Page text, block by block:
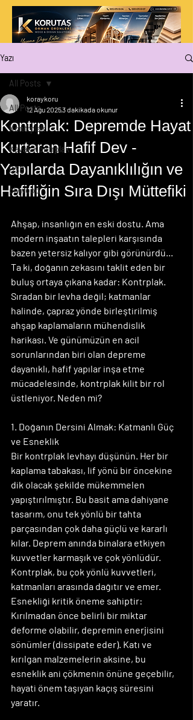
Yazı
All Posts
Kontrplak
Kavak Kontrplak
OSB
plywood
All Posts
Kontrplak: Depremde Hayat
Kurtaran Hafif Dev -
Yapılarda Dayanıklılığın ve
Hafifliğin Sıra Dışı Müttefiki
koraykoru
12 Ağu 20253 dakikada okunur
Ahşap, insanlığın en eski dostu. Ama
modern inşaatın talepleri karşısında
bazen yetersiz kalıyor gibi görünürdü...
Ta ki, doğanın zekasını taklit eden bir
buluş ortaya çıkana kadar: Kontrplak.
Sıradan bir levha değil; katmanlar
halinde, çapraz yönde birleştirilmiş
ahşap kaplamaların mühendislik
harikası. Ve günümüzün en acil
sorunlarından biri olan depreme
dayanıklı, hafif yapılar inşa etme
mücadelesinde, kontrplak kilit bir rol
üstleniyor. Neden mi?
1. Doğanın Dersini Almak: Katmanlı Güç
ve Esneklik
Bir kontrplak levhayı düşünün. Her bir
kaplama tabakası, lif yönü bir öncekine
dik olacak şekilde mükemmelen
yapıştırılmıştır. Bu basit ama dahiyane
tasarım, onu tek yönlü bir tahta
parçasından çok daha güçlü ve kararlı
kılar. Deprem anında binalara etkiyen
kuvvetler karmaşık ve çok yönlüdür.
Kontrplak, bu çok yönlü kuvvetleri,
katmanları arasında dağıtır ve emer.
Esnekliği kritik öneme sahiptir:
Kırılmadan önce belirli bir miktar
deforme olabilir, depremin enerjisini
sönümler (dissipate eder). Katı ve
kırılgan malzemelerin aksine, bu
esneklik ani çökmenin önüne geçebilir,
hayati önem taşıyan kaçış süresini
yaratır.